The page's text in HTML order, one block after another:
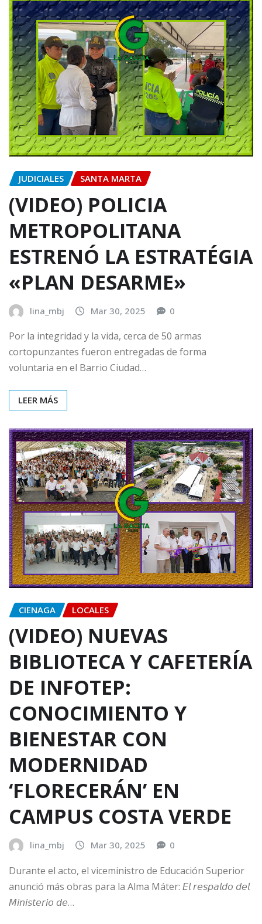
JUDICIALES SANTA MARTA
(VIDEO) POLICIA
METROPOLITANA
ESTRENÓ LA ESTRATÉGIA
«PLAN DESARME»
lina_mbj Mar 30, 2025 0
Por la integridad y la vida, cerca de 50 armas
cortopunzantes fueron entregadas de forma
voluntaria en el Barrio Ciudad…
LEER MÁS
CIENAGA LOCALES
(VIDEO) NUEVAS
BIBLIOTECA Y CAFETERÍA
DE INFOTEP:
CONOCIMIENTO Y
BIENESTAR CON
MODERNIDAD
‘FLORECERÁN’ EN
CAMPUS COSTA VERDE
lina_mbj Mar 30, 2025 0
Durante el acto, el viceministro de Educación Superior
anunció más obras para la Alma Máter: 𝘌𝘭 𝘳𝘦𝘴𝘱𝘢𝘭𝘥𝘰 𝘥𝘦𝘭
𝘔𝘪𝘯𝘪𝘴𝘵𝘦𝘳𝘪𝘰 𝘥𝘦…